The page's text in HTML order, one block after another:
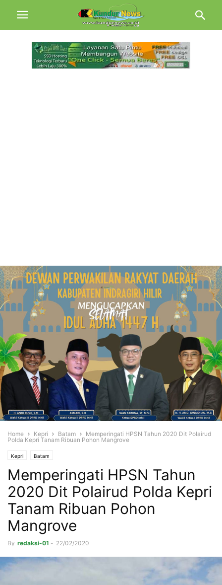
Home Kepri Batam
Memperingati HPSN Tahun 2020 Dit Polairud
Polda Kepri Tanam Ribuan Pohon Mangrove
Kepri Batam
Memperingati HPSN Tahun
2020 Dit Polairud Polda Kepri
Tanam Ribuan Pohon
Mangrove
By redaksi-01 - 22/02/2020